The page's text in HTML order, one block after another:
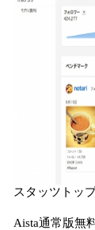
スタッツトッ
Aista通常版無